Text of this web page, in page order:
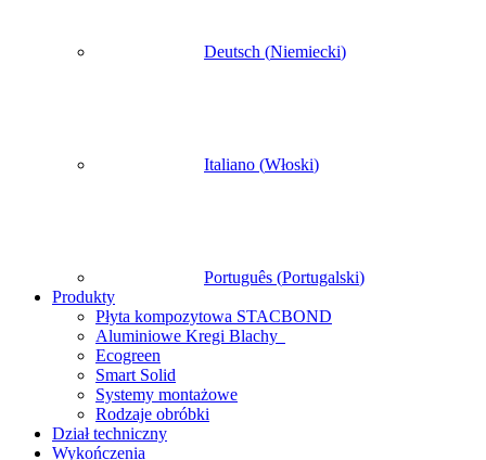
Deutsch (Niemiecki)
Italiano (Włoski)
Português (Portugalski)
Produkty
Płyta kompozytowa STACBOND
Aluminiowe Kregi Blachy
Ecogreen
Smart Solid
Systemy montażowe
Rodzaje obróbki
Dział techniczny
Wykończenia